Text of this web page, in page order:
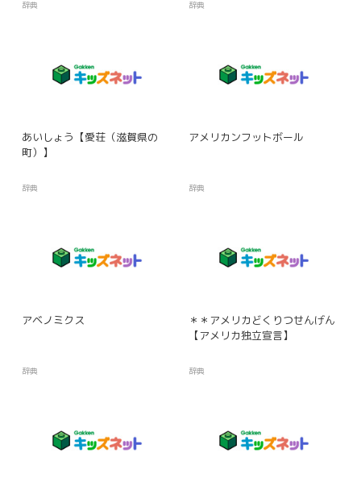
辞典 辞典
あいしょう【愛荘（滋賀県の
町）】
辞典
アメリカンフットボール
辞典
アベノミクス
辞典
＊＊アメリカどくりつせんげん
【アメリカ独立宣言】
辞典